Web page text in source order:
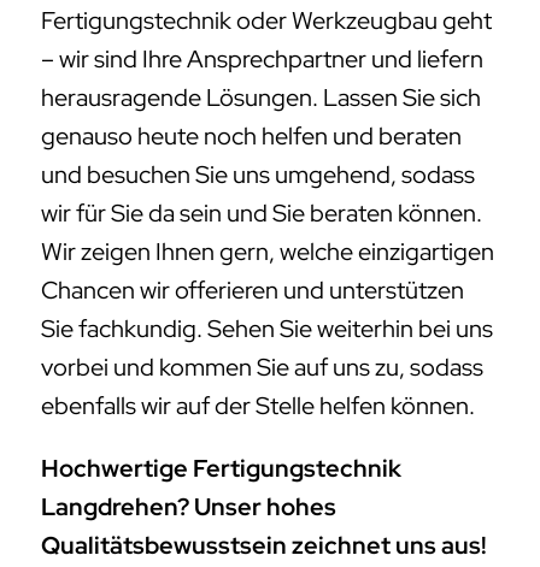
Fertigungstechnik oder Werkzeugbau geht
– wir sind Ihre Ansprechpartner und liefern
herausragende Lösungen. Lassen Sie sich
genauso heute noch helfen und beraten
und besuchen Sie uns umgehend, sodass
wir für Sie da sein und Sie beraten können.
Wir zeigen Ihnen gern, welche einzigartigen
Chancen wir offerieren und unterstützen
Sie fachkundig. Sehen Sie weiterhin bei uns
vorbei und kommen Sie auf uns zu, sodass
ebenfalls wir auf der Stelle helfen können.
Hochwertige Fertigungstechnik
Langdrehen? Unser hohes
Qualitätsbewusstsein zeichnet uns aus!